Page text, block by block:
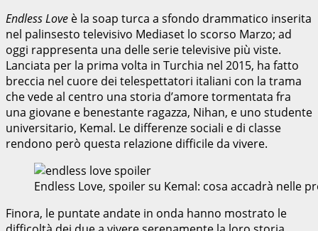
Endless Love è la soap turca a sfondo drammatico inserita
nel palinsesto televisivo Mediaset lo scorso Marzo; ad
oggi rappresenta una delle serie televisive più viste.
Lanciata per la prima volta in Turchia nel 2015, ha fatto
breccia nel cuore dei telespettatori italiani con la trama
che vede al centro una storia d’amore tormentata fra
una giovane e benestante ragazza, Nihan, e uno studente
universitario, Kemal. Le differenze sociali e di classe
rendono però questa relazione difficile da vivere.
Endless Love, spoiler su Kemal: cosa accadrà nelle
Finora, le puntate andate in onda hanno mostrato le